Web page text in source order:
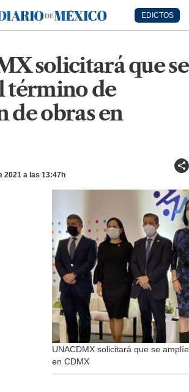
de México
EDICTOS
solicitará que se
término de
de obras en
2021 a las 13:47h
UNACDMX solicitará que se
en CDMX